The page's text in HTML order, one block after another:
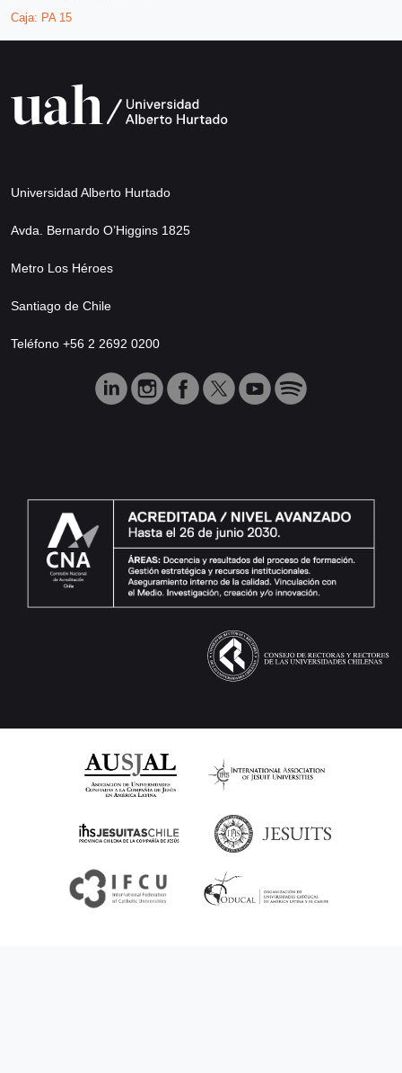
Caja: PA 15
Universidad Alberto Hurtado
Avda. Bernardo O’Higgins 1825
Metro Los Héroes
Santiago de Chile
Teléfono +56 2 2692 0200